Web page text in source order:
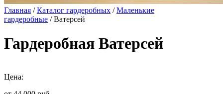
Главная /Каталог гардеробных /Маленькие
гардеробные / Ватерсей
Гардеробная Ватерсей
Цена: